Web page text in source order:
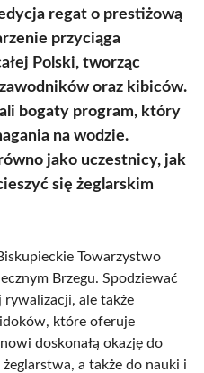
regat o prestiżową
przyciąga
Polski, tworząc
oraz kibiców.
bogaty program, który
na wodzie.
jako uczestnicy, jak
się żeglarskim
Towarzystwo
Brzegu. Spodziewać
ale także
które oferuje
doskonałą okazję do
a także do nauki i